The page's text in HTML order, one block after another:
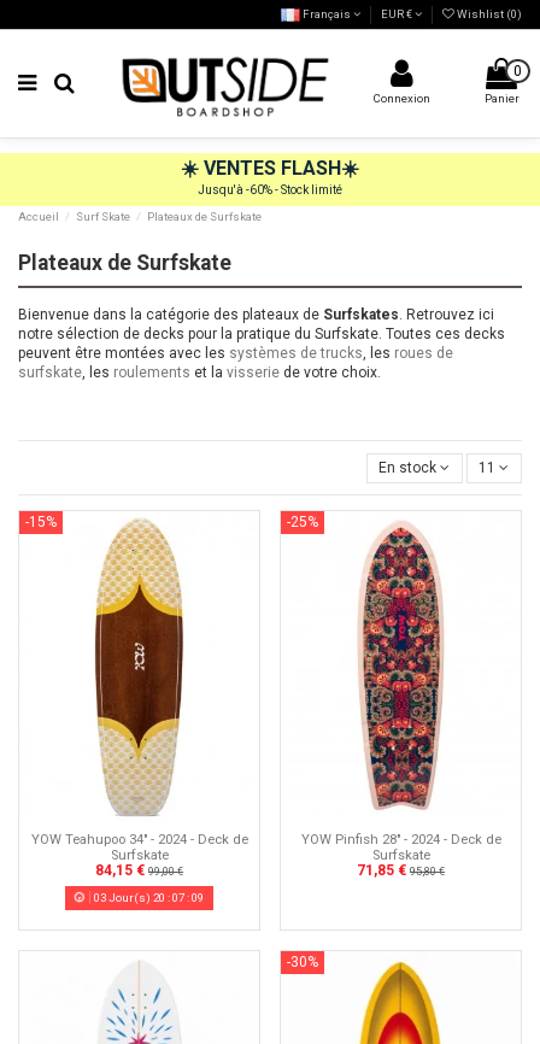
Français EUR € Wishlist (0)
Connexion
0
Panier
☀️ VENTES FLASH☀️
Jusqu'à -60% - Stock limité
Accueil
Surf Skate Plateaux de Surfskate
Plateaux de Surfskate
Bienvenue dans la catégorie des plateaux de Surfskates. Retrouvez ici
notre sélection de decks pour la pratique du Surfskate. Toutes ces decks
peuvent être montées avec les systèmes de trucks, les roues de
surfskate, les roulements et la visserie de votre choix.
En stock 11
-15%
YOW Teahupoo 34" - 2024 - Deck de
Surfskate
84,15 € 99,00 €
03Jour(s) 20 :07:08
-25%
YOW Pinfish 28" - 2024 - Deck de
Surfskate
71,85 € 95,80 €
-30%